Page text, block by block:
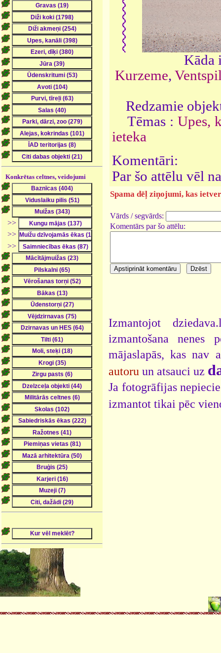
Konkrētas celtnes, veidojumi
>>
>>
>>
Kāda
Kurzeme,
Redzamie
Tēmas :Upes,
ieteka
Komentāri:
Par šo attēlu vēl
Spama dēļ ziņojumi, kas
Vārds / segvārds:
Komentārs par šo attēlu:
Izmantojot
izmantošana nenes
mājaslapās, kas
autoru un atsauci uz
Ja fotogrāfijas
izmantot tikai pēc